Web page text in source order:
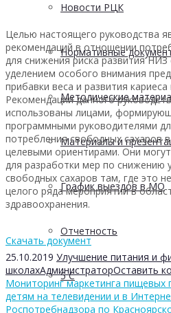
Новости РЦК
Нормативные
Методические
Материалы и
График выездов в МО
Отчетность
5 С
Целью настоящего руководства
рекомендаций в отношении
для снижения риска развития НИЗ
уделением особого внимания
прибавки веса и развития
Рекомендации данного
использованы лицами,
программными руководителями
потребления свободных сахаров
целевыми ориентирами. Они
для разработки мер по снижению
свободных сахаров там, где это
целого ряда мероприятий в
здравоохранения.
Скачать документ
25.10.2019 Улучшение питания и
школахАдминистраторОставить
Мониторинг маркетинга пищевых
детям на телевидении и в
Роспотребнадзора по